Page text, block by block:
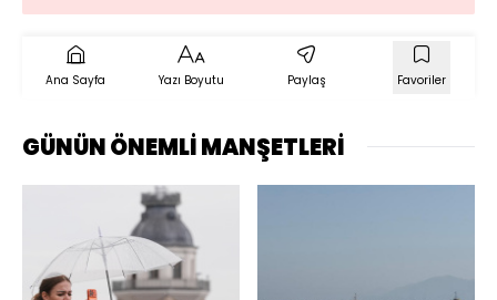
Ana Sayfa Yazı Boyutu Paylaş Favoriler
GÜNÜN ÖNEMLİ MANŞETLERİ